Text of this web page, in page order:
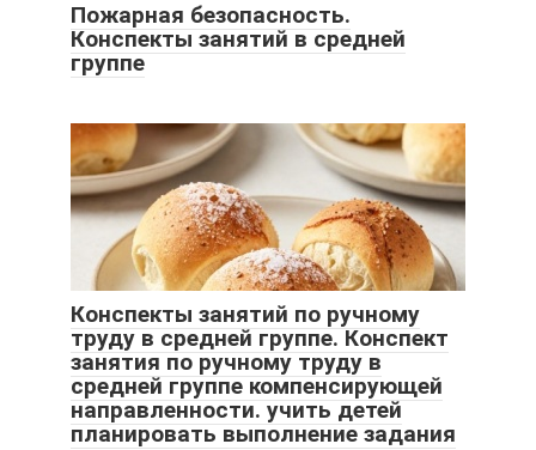
Пожарная безопасность.
Конспекты занятий в средней
группе
Конспекты занятий по ручному
труду в средней группе. Конспект
занятия по ручному труду в
средней группе компенсирующей
направленности. учить детей
планировать выполнение задания